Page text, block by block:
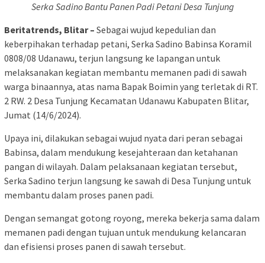
Serka Sadino Bantu Panen Padi Petani Desa Tunjung
Beritatrends, Blitar – Sebagai wujud kepedulian dan
keberpihakan terhadap petani, Serka Sadino Babinsa Koramil
0808/08 Udanawu, terjun langsung ke lapangan untuk
melaksanakan kegiatan membantu memanen padi di sawah
warga binaannya, atas nama Bapak Boimin yang terletak di RT.
2 RW. 2 Desa Tunjung Kecamatan Udanawu Kabupaten Blitar,
Jumat (14/6/2024).
Upaya ini, dilakukan sebagai wujud nyata dari peran sebagai
Babinsa, dalam mendukung kesejahteraan dan ketahanan
pangan di wilayah. Dalam pelaksanaan kegiatan tersebut,
Serka Sadino terjun langsung ke sawah di Desa Tunjung untuk
membantu dalam proses panen padi.
Dengan semangat gotong royong, mereka bekerja sama dalam
memanen padi dengan tujuan untuk mendukung kelancaran
dan efisiensi proses panen di sawah tersebut.